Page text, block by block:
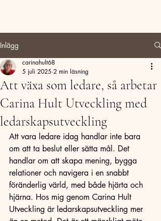
Inlägg
Att växa som ledare, så arbetar
Carina Hult Utveckling med
ledarskapsutveckling
carinahult68
5 juli 2025 2 min läsning
Att vara ledare idag handlar inte bara
om att ta beslut eller sätta mål. Det
handlar om att skapa mening, bygga
relationer och navigera i en snabbt
föränderlig värld, med både hjärta och
hjärna. Hos mig genom Carina Hult
Utveckling är ledarskapsutveckling mer